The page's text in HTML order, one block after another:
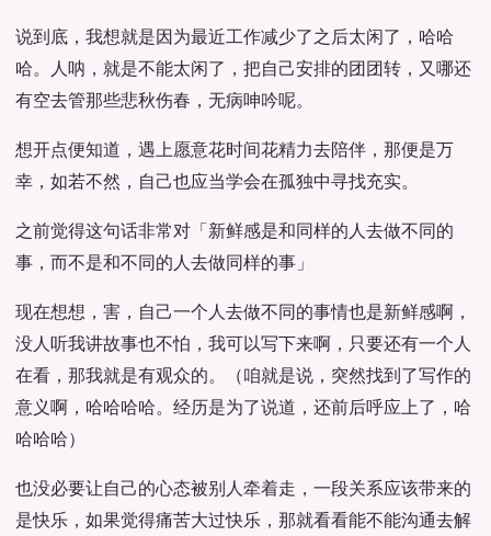
说到底，我想就是因为最近工作减少了之后太闲了，哈哈
哈。人呐，就是不能太闲了，把自己安排的团团转，又哪还
有空去管那些悲秋伤春，无病呻吟呢。
想开点便知道，遇上愿意花时间花精力去陪伴，那便是万
幸，如若不然，自己也应当学会在孤独中寻找充实。
之前觉得这句话非常对「新鲜感是和同样的人去做不同的
事，而不是和不同的人去做同样的事」
现在想想，害，自己一个人去做不同的事情也是新鲜感啊，
没人听我讲故事也不怕，我可以写下来啊，只要还有一个人
在看，那我就是有观众的。（咱就是说，突然找到了写作的
意义啊，哈哈哈哈。经历是为了说道，还前后呼应上了，哈
哈哈哈）
也没必要让自己的心态被别人牵着走，一段关系应该带来的
是快乐，如果觉得痛苦大过快乐，那就看看能不能沟通去解